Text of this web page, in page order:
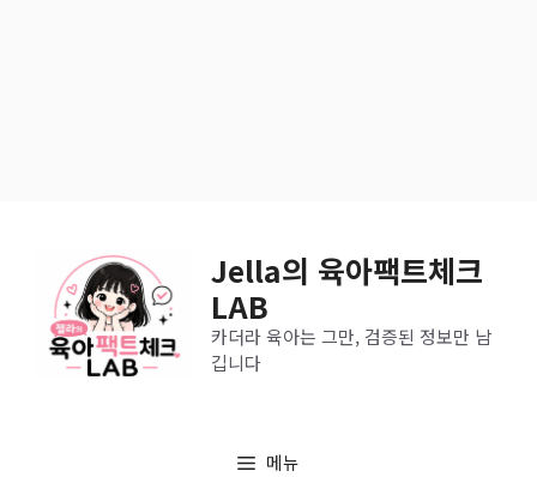
Jella의 육아팩트체크
LAB
카더라 육아는 그만, 검증된 정보만 남
깁니다
메뉴